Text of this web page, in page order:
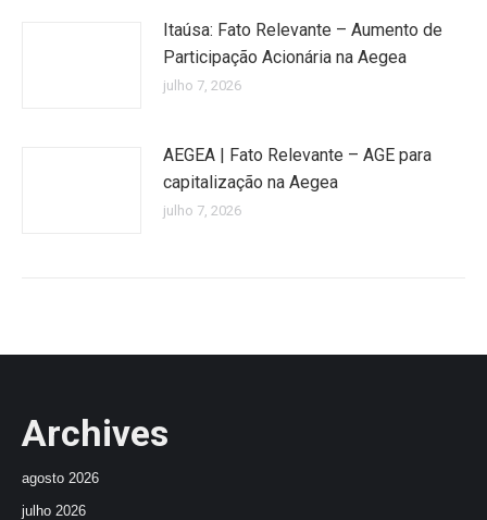
Itaúsa: Fato Relevante – Aumento de
Participação Acionária na Aegea
julho 7, 2026
AEGEA | Fato Relevante – AGE para
capitalização na Aegea
julho 7, 2026
Archives
agosto 2026
julho 2026